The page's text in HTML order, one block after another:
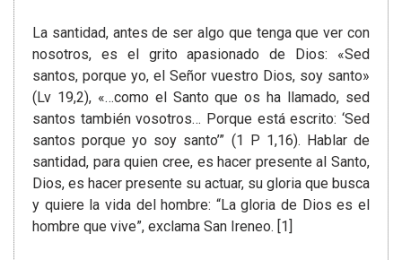
La santidad, antes de ser algo que tenga que ver con
nosotros, es el grito apasionado de Dios: «Sed
santos, porque yo, el Señor vuestro Dios, soy santo»
(Lv 19,2), «…como el Santo que os ha llamado, sed
santos también vosotros… Porque está escrito: ‘Sed
santos porque yo soy santo’” (1 P 1,16). Hablar de
santidad, para quien cree, es hacer presente al Santo,
Dios, es hacer presente su actuar, su gloria que busca
y quiere la vida del hombre: “La gloria de Dios es el
hombre que vive”, exclama San Ireneo. [1]